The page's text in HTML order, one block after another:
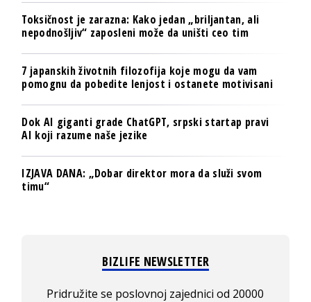
Toksičnost je zarazna: Kako jedan „briljantan, ali
nepodnošljiv“ zaposleni može da uništi ceo tim
7 japanskih životnih filozofija koje mogu da vam
pomognu da pobedite lenjost i ostanete motivisani
Dok AI giganti grade ChatGPT, srpski startap pravi
AI koji razume naše jezike
IZJAVA DANA: „Dobar direktor mora da služi svom
timu“
BIZLIFE NEWSLETTER
Pridružite se poslovnoj zajednici od 20000